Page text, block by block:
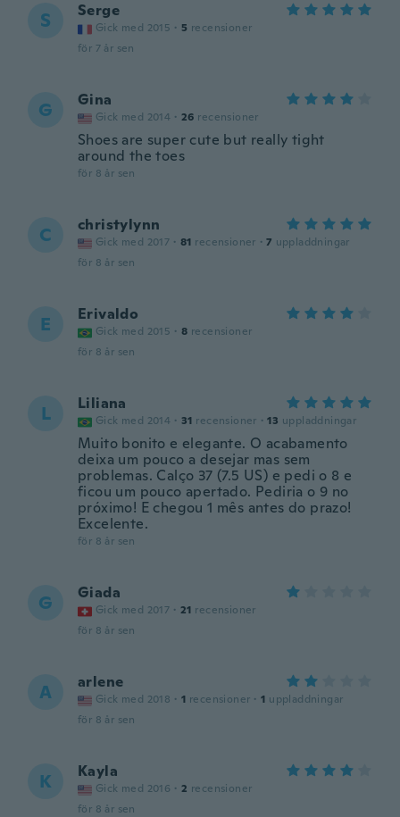
S Serge
Gick med 2015 · 5 recensioner
för 7 år sen
G Gina
Gick med 2014 · 26 recensioner
Shoes are super cute but really tight
around the toes
för 8 år sen
C christylynn
Gick med 2017 · 81 recensioner · 7 uppladdningar
för 8 år sen
E Erivaldo
Gick med 2015 · 8 recensioner
för 8 år sen
L Liliana
Gick med 2014 · 31 recensioner · 13 uppladdningar
Muito bonito e elegante. O acabamento
deixa um pouco a desejar mas sem
problemas. Calço 37 (7.5 US) e pedi o 8 e
ficou um pouco apertado. Pediria o 9 no
próximo! E chegou 1 mês antes do prazo!
Excelente.
för 8 år sen
G Giada
Gick med 2017 · 21 recensioner
för 8 år sen
A arlene
Gick med 2018 · 1 recensioner · 1 uppladdningar
för 8 år sen
K Kayla
Gick med 2016 · 2 recensioner
för 8 år sen